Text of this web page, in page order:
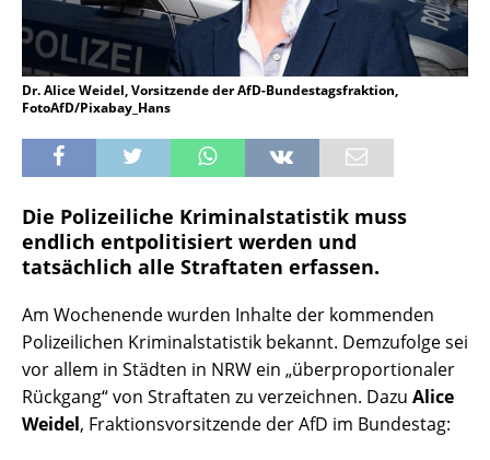
Dr. Alice Weidel, Vorsitzende der AfD-Bundestagsfraktion,
FotoAfD/Pixabay_Hans
Die Polizeiliche Kriminalstatistik muss
endlich entpolitisiert werden und
tatsächlich alle Straftaten erfassen.
Am Wochenende wurden Inhalte der kommenden
Polizeilichen Kriminalstatistik bekannt. Demzufolge sei
vor allem in Städten in NRW ein „überproportionaler
Rückgang“ von Straftaten zu verzeichnen. Dazu Alice
Weidel, Fraktionsvorsitzende der AfD im Bundestag: